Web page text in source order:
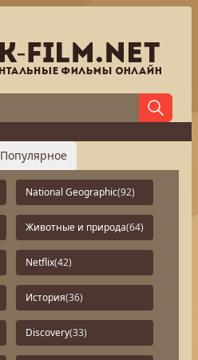
Популярное
National Geographic(92)
Животные и природа(64)
Netflix(42)
История(36)
Discovery(33)